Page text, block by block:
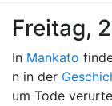
Freitag,
In Mankato
n in der
um Tode